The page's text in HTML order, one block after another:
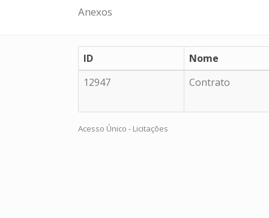
Anexos
ID
Nome
12947
Contrato
Acesso Único - Licitações